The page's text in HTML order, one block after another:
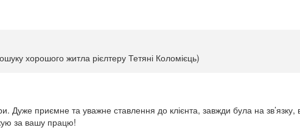
хорошого житла рієлтеру Тетяні Коломієць)
приємне та уважне ставлення до клієнта, завжди була на зв’язку,
за вашу працю!